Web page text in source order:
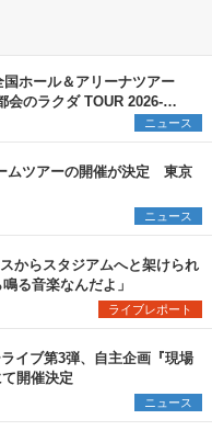
ホール＆アリーナツアー
会のラクダ TOUR 2026-
ゴーゴーゴー～』開催が決
ニュース
ムツアーの開催が決定 東京
ニュース
からスタジアムへと架けられ
る音楽なんだよ」
ライブレポート
イブ第3弾、自主企画『現場
開催決定
ニュース